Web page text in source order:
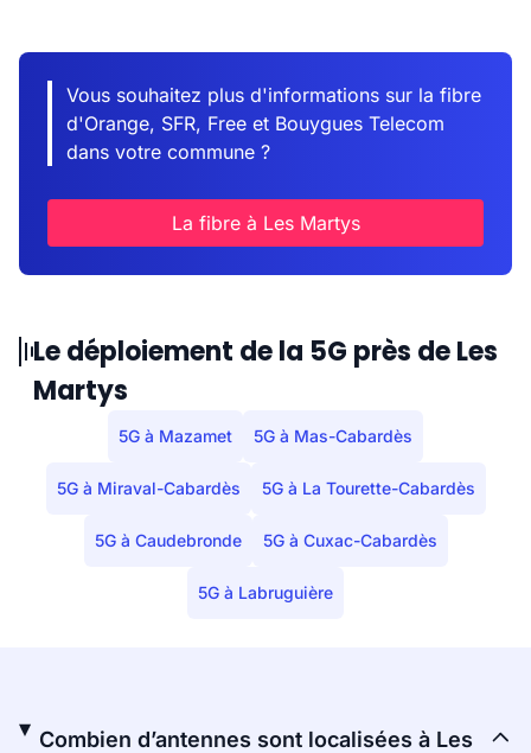
Vous souhaitez plus d'informations sur la fibre
d'Orange, SFR, Free et Bouygues Telecom
dans votre commune ?
La fibre à Les Martys
Le déploiement de la 5G près de Les
Martys
5G à Mazamet 5G à Mas-Cabardès
5G à Miraval-Cabardès 5G à La Tourette-Cabardès
5G à Caudebronde 5G à Cuxac-Cabardès
5G à Labruguière
Combien d’antennes sont localisées à Les